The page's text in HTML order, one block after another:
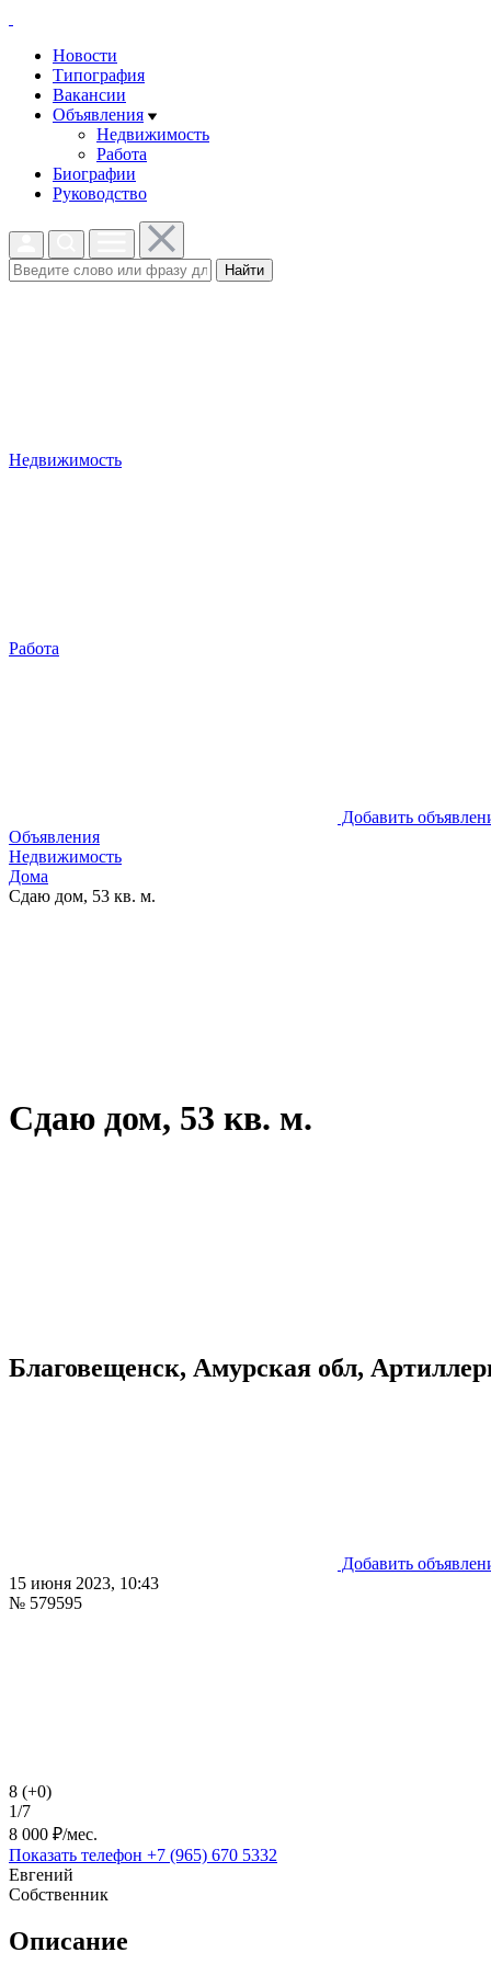
Новости
Типография
Вакансии
Объявления
Недвижимость
Работа
Биографии
Руководство
Найти
Недвижимость
Работа
Добавить
Объявления
Недвижимость
Дома
Сдаю дом, 53 кв. м.
Сдаю дом, 53 кв. м.
Благовещенск, Амурская обл,
Добавить
15 июня 2023, 10:43
№ 579595
8 (+0)
1/7
8 000 ₽/мес.
Показать телефон +7 (965) 670 5332
Евгений
Собственник
Описание